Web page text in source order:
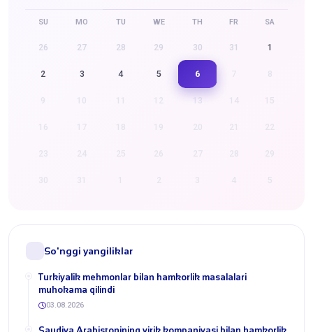
SU MO TU WE TH FR SA
26 27 28 29 30 31 1
2 3 4 5 6
13 15
21 22
27 28 29
3 4 5
So'nggi yangiliklar
Turkiyalik mehmonlar bilan hamkorlik masalalari
muhokama qilindi
03.08.2026